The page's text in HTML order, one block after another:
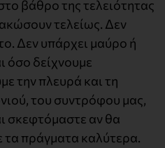
βάθρο της τελειότητας
τελείως. Δεν
Δεν υπάρχει μαύρο ή
όσο δείχνουμε
την πλευρά και τη
του συντρόφου μας,
σκεφτόμαστε αν θα
πράγματα καλύτερα.